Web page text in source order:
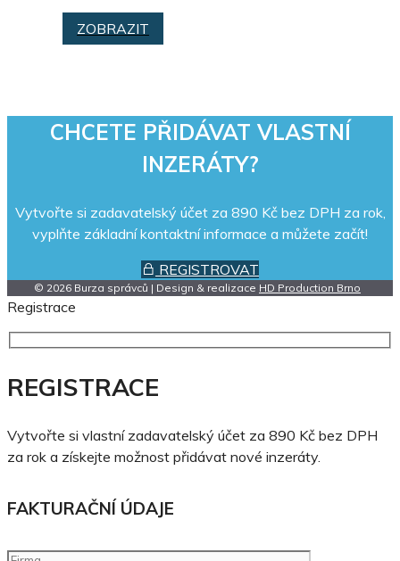
ZOBRAZIT
CHCETE PŘIDÁVAT VLASTNÍ
INZERÁTY?
Vytvořte si zadavatelský účet za 890 Kč bez DPH za rok,
vyplňte základní kontaktní informace a můžete začít!
REGISTROVAT
© 2026 Burza správců | Design & realizace HD Production Brno
Registrace
REGISTRACE
Vytvořte si vlastní zadavatelský účet za 890 Kč bez DPH
za rok a získejte možnost přidávat nové inzeráty.
FAKTURAČNÍ ÚDAJE